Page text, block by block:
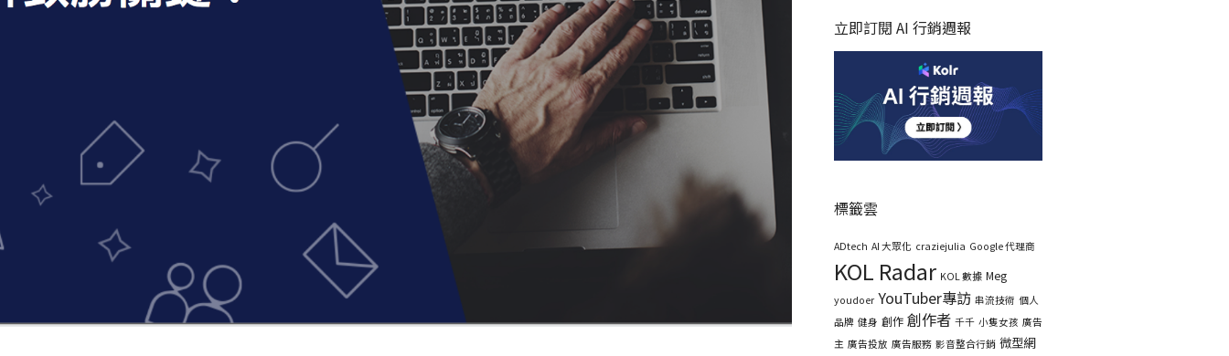
立即訂閱 AI 行銷週報
標籤雲
ADtech AI 大眾化 craziejulia Google 代理商
KOL Radar KOL 數據 Meg
youdoer YouTuber專訪 串流技術 個人
品牌 健身 創作 創作者 千千 小隻女孩 廣告
主 廣告投放 廣告服務 影音整合行銷 微型網